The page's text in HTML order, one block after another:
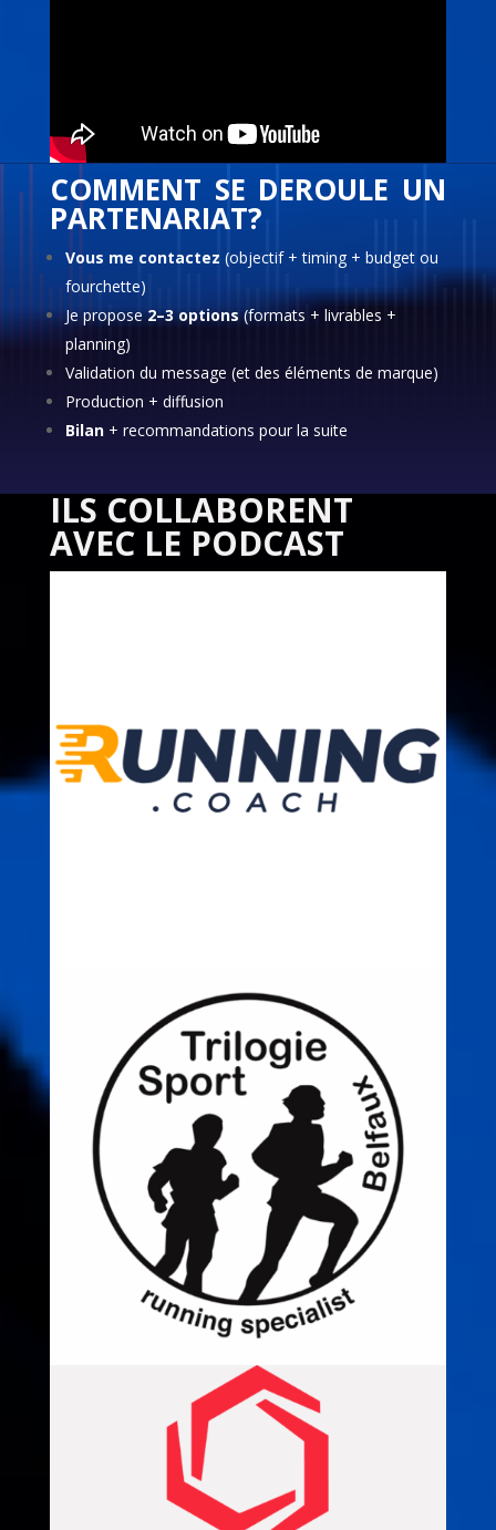
COMMENT SE DEROULE UN
PARTENARIAT?
Vous me contactez (objectif + timing + budget ou
fourchette)
Je propose2–3 options(formats + livrables +
planning)
Validation du message (et des éléments de marque)
Production + diffusion
Bilan+ recommandations pour la suite
ILS COLLABORENT
AVEC LE PODCAST